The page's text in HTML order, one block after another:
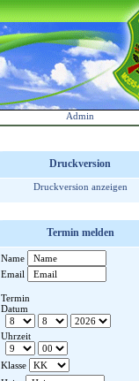
Admin
Druckversion
Druckversion anzeigen
Termin melden
Name
Email
Termin
Datum
Uhrzeit
Klasse